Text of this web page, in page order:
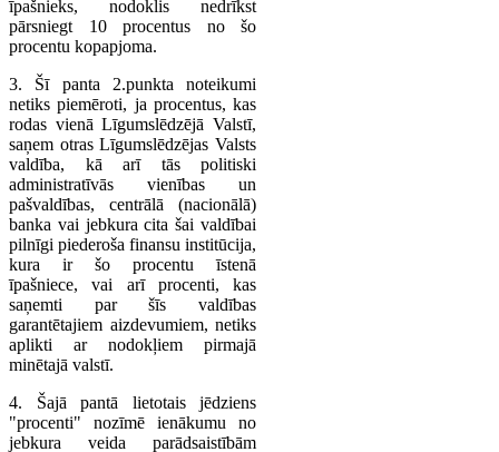
īpašnieks, nodoklis nedrīkst
pārsniegt 10 procentus no šo
procentu kopapjoma.
3. Šī panta 2.punkta noteikumi
netiks piemēroti, ja procentus, kas
rodas vienā Līgumslēdzējā Valstī,
saņem otras Līgumslēdzējas Valsts
valdība, kā arī tās politiski
administratīvās vienības un
pašvaldības, centrālā (nacionālā)
banka vai jebkura cita šai valdībai
pilnīgi piederoša finansu institūcija,
kura ir šo procentu īstenā
īpašniece, vai arī procenti, kas
saņemti par šīs valdības
garantētajiem aizdevumiem, netiks
aplikti ar nodokļiem pirmajā
minētajā valstī.
4. Šajā pantā lietotais jēdziens
"procenti" nozīmē ienākumu no
jebkura veida parādsaistībām